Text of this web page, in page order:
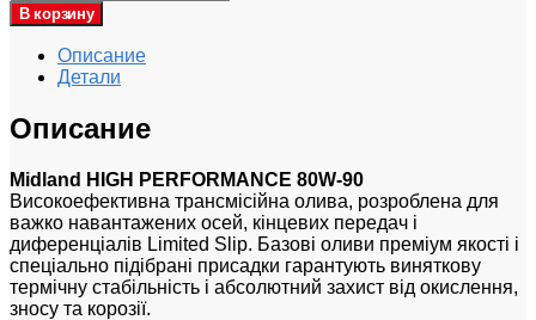
В корзину
Описание
Детали
Описание
Midland HIGH PERFORMANCE 80W-90
Високоефективна трансмісійна олива, розроблена для
важко навантажених осей, кінцевих передач і
диференціалів Limited Slip. Базові оливи преміум якості і
спеціально підібрані присадки гарантують виняткову
термічну стабільність і абсолютний захист від окислення,
зносу та корозії.